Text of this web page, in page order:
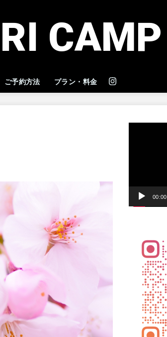
CAMP
ご予約方法 プラン・料金
ー
ヤ
00:00